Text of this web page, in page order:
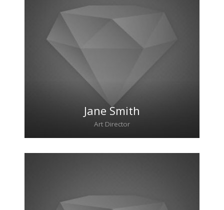
Lorem ipsum dolor sit amet, consectetur
adipiscing elit. Morbi sagittis, sem quis
lacinia faucibus, orci ipsum gravida tortor.
Jane Smith
Art Director